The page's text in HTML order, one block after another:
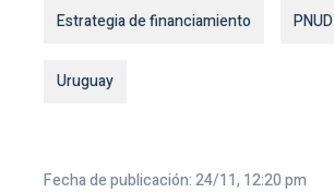
Estrategia de financiamiento PNUD
Uruguay
Fecha de publicación: 24/11, 12:20 pm